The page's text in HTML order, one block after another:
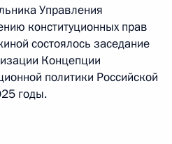
Управления
конституционных прав
состоялось заседание
Концепции
политики Российской
годы.